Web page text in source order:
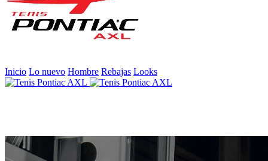
Inicio Lo nuevo Hombre Rebajas Looks